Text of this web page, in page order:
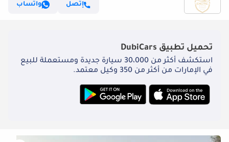
إتصل
واتساب
تحميل تطبيق DubiCars
استكشف أكثر من 30،000 سيارة جديدة ومستعملة للبيع
في الإمارات من أكثر من 350 وكيل معتمد.